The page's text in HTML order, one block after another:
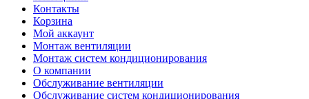
Контакты
Корзина
Мой аккаунт
Монтаж вентиляции
Монтаж систем кондиционирования
О компании
Обслуживание вентиляции
Обслуживание систем кондиционирования